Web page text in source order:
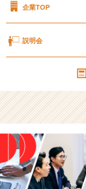
企業TOP
説明会